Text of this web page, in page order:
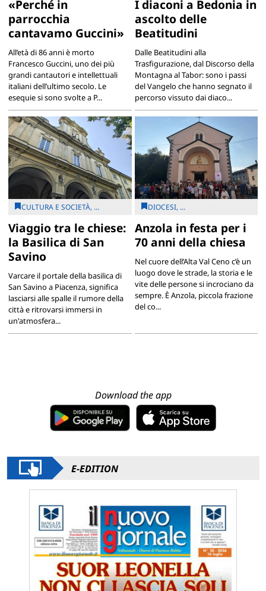
«Perché in
parrocchia
cantavamo Guccini»
All’età di 86 anni è morto
Francesco Guccini, uno dei più
grandi cantautori e intellettuali
italiani dell’ultimo secolo. Le
esequie si sono svolte a P...
I diaconi a Bedonia in
ascolto delle
Beatitudini
Dalle Beatitudini alla
Trasfigurazione, dal Discorso della
Montagna al Tabor: sono i passi
del Vangelo che hanno segnato il
percorso vissuto dai diaco...
CULTURA E SOCIETÀ, ...
Viaggio tra le chiese:
la Basilica di San
Savino
Varcare il portale della basilica di
San Savino a Piacenza, significa
lasciarsi alle spalle il rumore della
città e ritrovarsi immersi in
un'atmosfera...
DIOCESI, ...
Anzola in festa per i
70 anni della chiesa
Nel cuore dell’Alta Val Ceno c’è un
luogo dove le strade, la storia e le
vite delle persone si incrociano da
sempre. È Anzola, piccola frazione
del co...
Download the app
E-EDITION